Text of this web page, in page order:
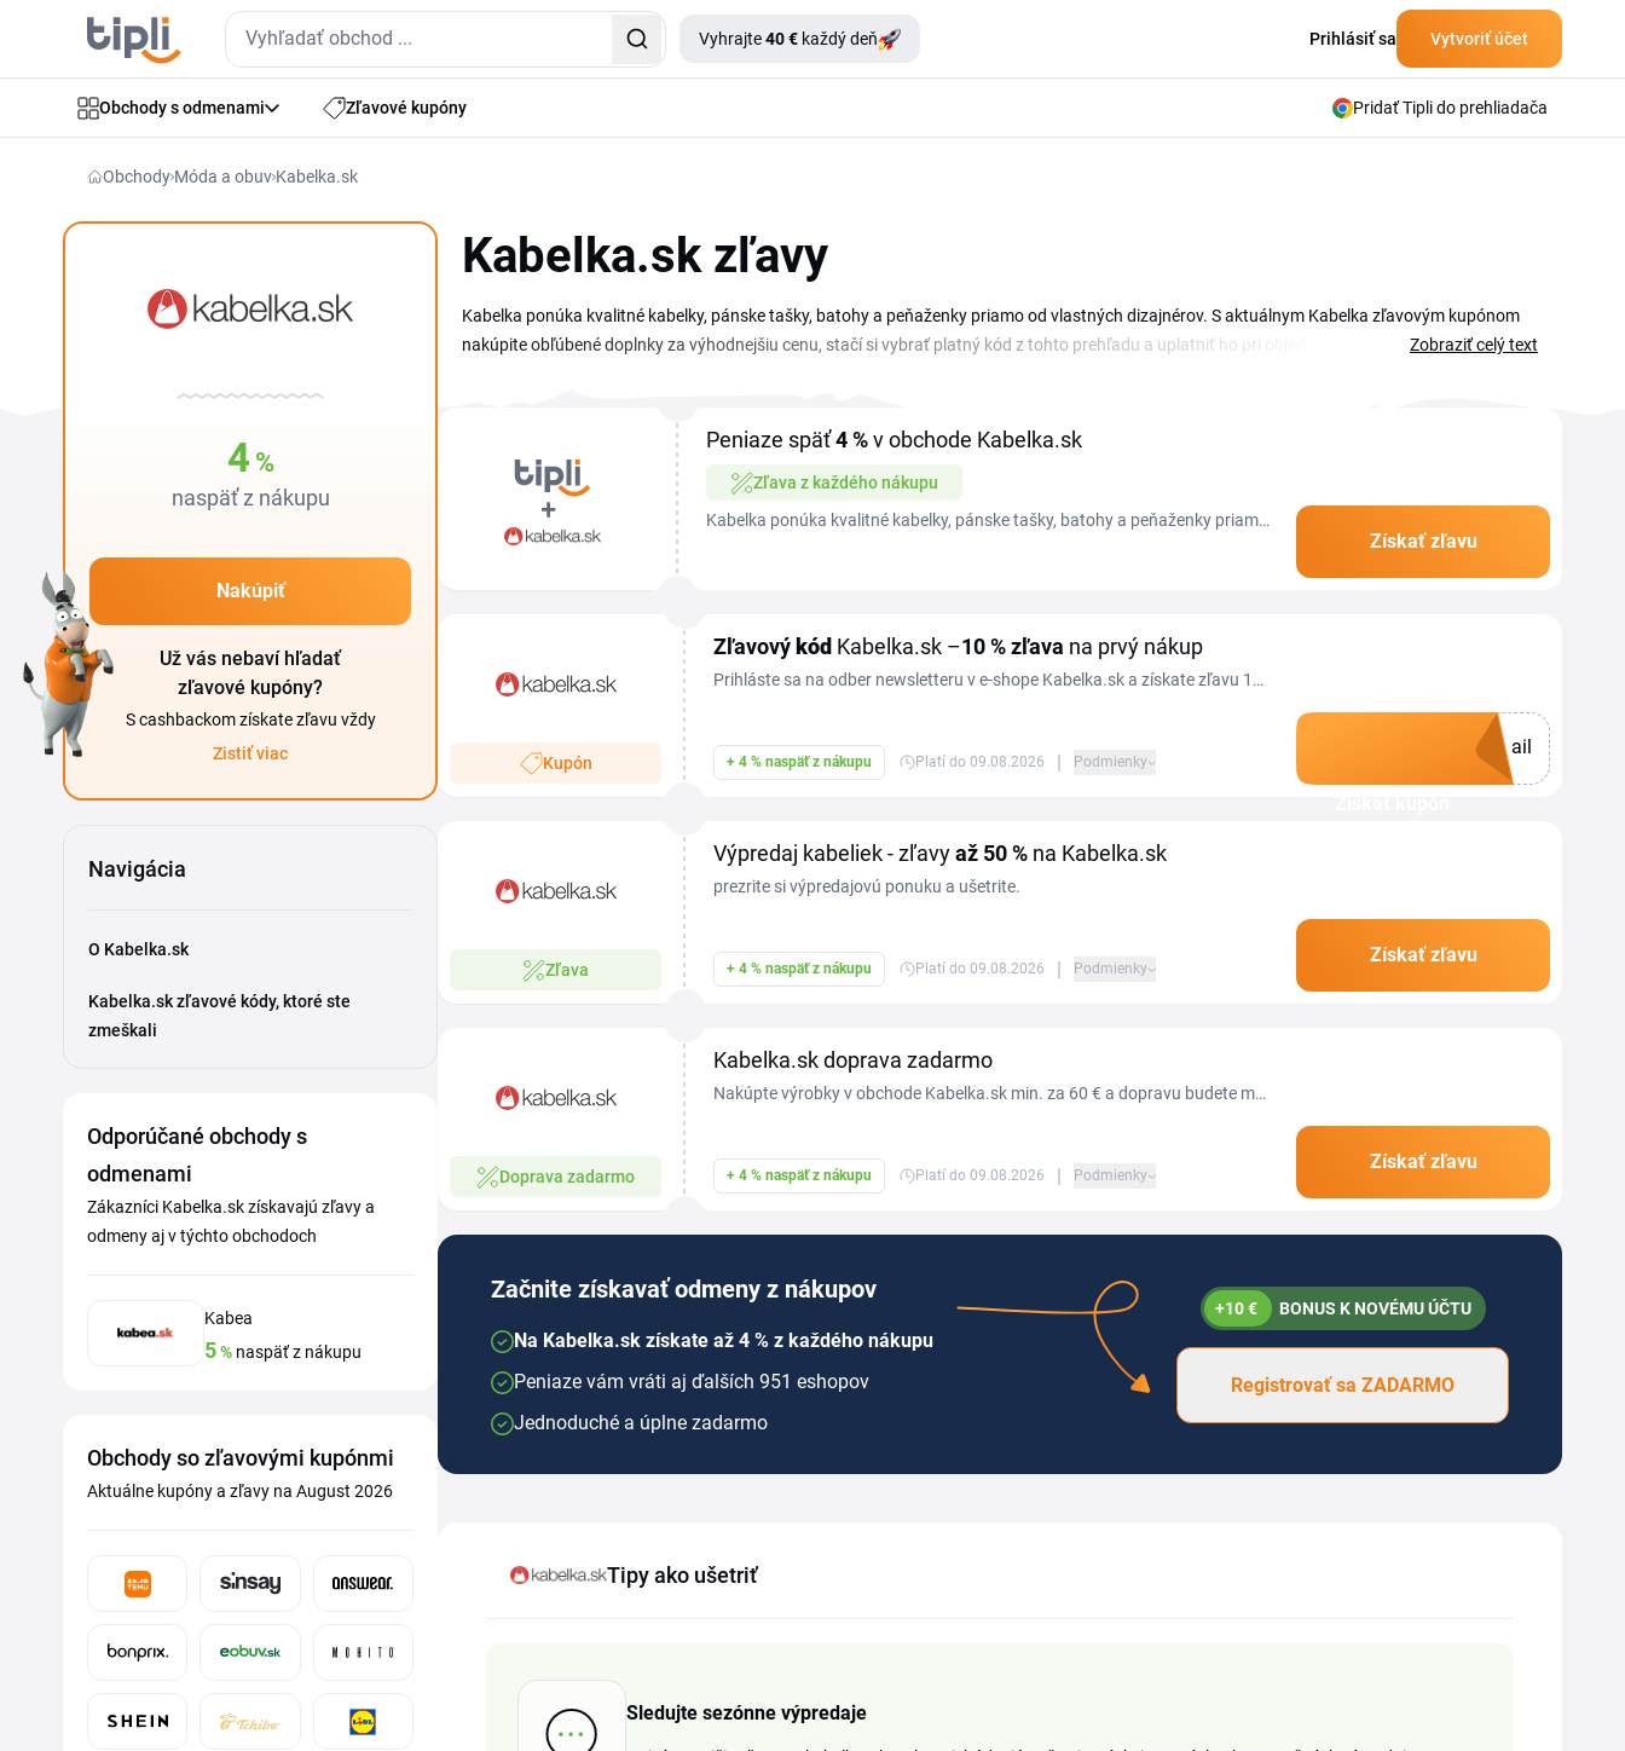
Vyhrajte40 € každý deň Prihlásiť sa Vytvoriť účet
Obchody s odmenami Zľavové kupóny Pridať Tipli do prehliadača
Obchody Móda a obuv Kabelka.sk
4 %
naspäť z nákupu
Nakúpiť
Už vás nebaví hľadať
zľavové kupóny?
S cashbackom získate zľavu vždy
Zistiť viac
Navigácia
O Kabelka.sk
Kabelka.sk zľavové kódy, ktoré ste
zmeškali
Odporúčané obchody s
odmenami
Zákazníci Kabelka.sk získavajú zľavy a
odmeny aj v týchto obchodoch
Kabea
5% naspäť z nákupu
Obchody so zľavovými kupónmi
Aktuálne kupóny a zľavy na August 2026
Kabelka.sk zľavy
Kabelka ponúka kvalitné kabelky, pánske tašky, batohy a peňaženky priamo od vlastných dizajnérov. S aktuálnym Kabelka zľavovým kupónom
nakúpite obľúbené doplnky za výhodnejšiu cenu, stačí si vybrať platný kód z tohto prehľadu a uplatniť ho pri objednávke. Na tejto stránke nájdete
skombinovať s výberom z širokého sortimentu dizajnérskych modelov, takže za rovnaké peniaze získate viac. Prehľad platných kódov a akcií
aktualizujeme priebežne, preto sa sem pred nákupom vždy oplatí vrátiť.
Zobraziť celý text
Peniaze späť4 %v obchode Kabelka.sk
Zľava z každého nákupu
Kabelka ponúka kvalitné kabelky, pánske tašky, batohy a peňaženky priamo
Získať zľavu
Kupón
Zľavový kód Kabelka.sk –10 %zľava na prvý nákup
Prihláste sa na odber newsletteru v e-shope Kabelka.sk a získate zľavu 10
+ 4 % naspäť z nákupu Platí do 09.08.2026 | Podmienky
ail
Zľava
Výpredaj kabeliek - zľavyaž 50 % na Kabelka.sk
prezrite si výpredajovú ponuku a ušetrite.
+ 4 % naspäť z nákupu Platí do 09.08.2026 | Podmienky
Získať zľavu
Doprava zadarmo
Kabelka.sk doprava zadarmo
Nakúpte výrobky v obchode Kabelka.sk min. za 60 € a dopravu budete mať
+ 4 % naspäť z nákupu Platí do 09.08.2026 | Podmienky
Získať zľavu
Začnite získavať odmeny z nákupov
Na Kabelka.sk získate až 4 % z každého nákupu
Peniaze vám vráti aj ďalších 951 eshopov
Jednoduché a úplne zadarmo
+10 € BONUS K NOVÉMU ÚČTU
Registrovať sa ZADARMO
Tipy ako ušetriť
Sledujte sezónne výpredaje